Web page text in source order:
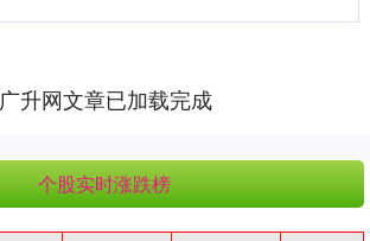
广升网文章已加载完成
个股实时涨跌榜